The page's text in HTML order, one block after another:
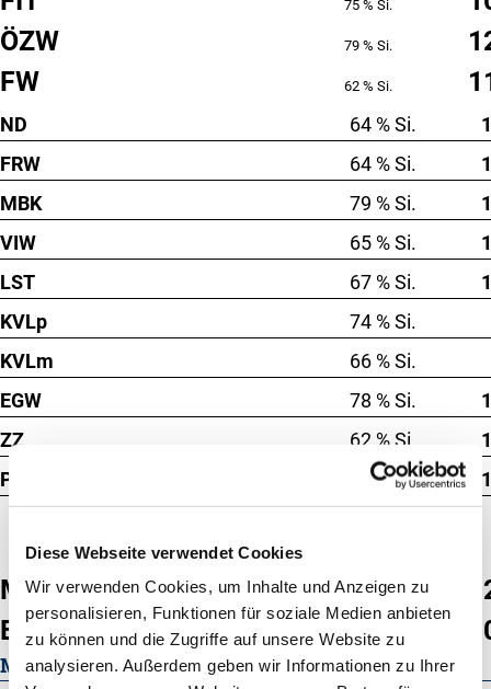
Diese Webseite verwendet Cookies
Wir verwenden Cookies, um Inhalte und Anzeigen zu
personalisieren, Funktionen für soziale Medien anbieten
zu können und die Zugriffe auf unsere Website zu
analysieren. Außerdem geben wir Informationen zu Ihrer
75 % Si.
ÖZW
79 % Si.
FW
62 % Si.
ND 64 % Si.
FRW
64 % Si.
MBK
79 % Si.
VIW
65 % Si.
LST
67 % Si.
KVLp
74 % Si.
KVLm
66 % Si.
EGW
78 % Si.
ZZ
62 % Si.
PER
62 % Si.
MW 84 % Si.
EXT. ges.
107 % Si.
MILCHLEISTUNG